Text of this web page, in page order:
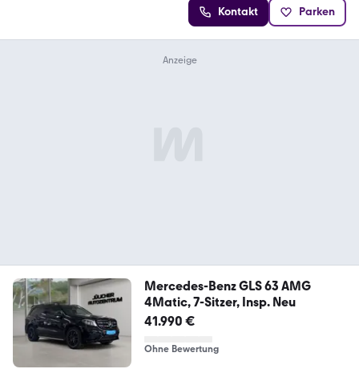
Kontakt Parken
Mercedes-Benz GLS 63 AMG
4Matic, 7-Sitzer, Insp. Neu
41.990 €
Ohne Bewertung